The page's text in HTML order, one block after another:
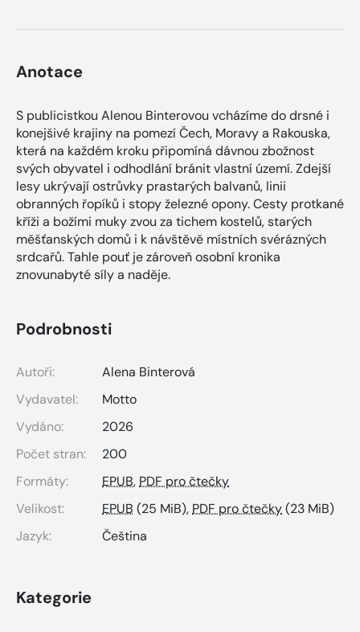
Anotace
S publicistkou Alenou Binterovou vcházíme do drsné i
konejšivé krajiny na pomezí Čech, Moravy a Rakouska,
která na každém kroku připomíná dávnou zbožnost
svých obyvatel i odhodlání bránit vlastní území. Zdejší
lesy ukrývají ostrůvky prastarých balvanů, linii
obranných řopíků i stopy železné opony. Cesty protkané
kříži a božími muky zvou za tichem kostelů, starých
měšťanských domů i k návštěvě místních svérázných
srdcařů. Tahle pouť je zároveň osobní kronika
znovunabyté síly a naděje.
Podrobnosti
Autoři:
Alena Binterová
Vydavatel:
Motto
Vydáno:
2026
Počet stran:
200
Formáty:
EPUB,PDF pro čtečky
Velikost:
EPUB (25 MiB),PDF pro čtečky(23 MiB)
Jazyk:
Čeština
Kategorie